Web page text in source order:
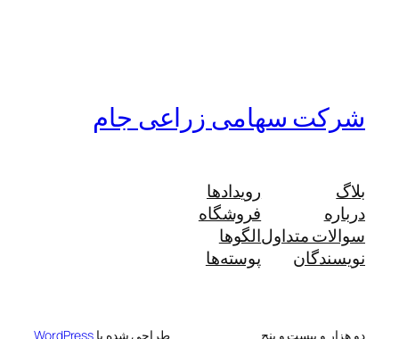
شرکت سهامی زراعی جام
بلاگ
درباره
سوالات متداول
نویسندگان
رویدادها
فروشگاه
الگوها
پوسته‌ها
دو هزار و بیست و پنج طراحی شده با WordPress